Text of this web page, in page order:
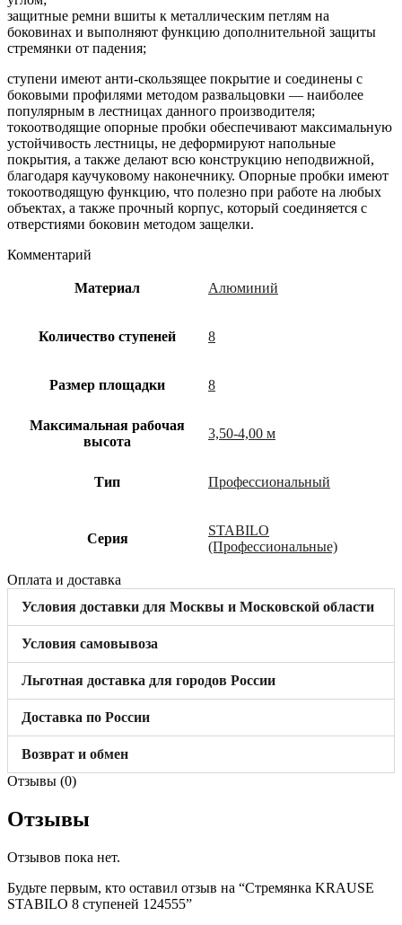
защитные ремни вшиты к металлическим петлям на
боковинах и выполняют функцию дополнительной защиты
стремянки от падения;
ступени имеют анти-скользящее покрытие и соединены с
боковыми профилями методом развальцовки — наиболее
популярным в лестницах данного производителя;
токоотводящие опорные пробки обеспечивают максимальную
устойчивость лестницы, не деформируют напольные
покрытия, а также делают всю конструкцию неподвижной,
благодаря каучуковому наконечнику. Опорные пробки имеют
токоотводящую функцию, что полезно при работе на любых
объектах, а также прочный корпус, который соединяется с
отверстиями боковин методом защелки.
Комментарий
Материал Алюминий
Количество ступеней 8
Размер площадки 8
Максимальная рабочая
высота
3,50-4,00 м
Тип Профессиональный
Cерия
STABILO
(Профессиональные)
Оплата и доставка
Условия доставки для Москвы и Московской области
Условия самовывоза
Льготная доставка для городов России
Доставка по России
Возврат и обмен
Отзывы (0)
Отзывы
Отзывов пока нет.
Будьте первым, кто оставил отзыв на “Стремянка KRAUSE
STABILO 8 ступеней 124555”